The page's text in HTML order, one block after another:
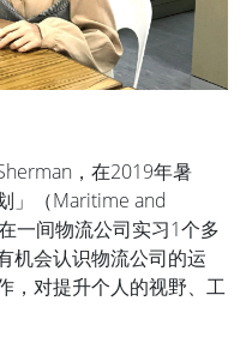
，在2019年暑
」（Maritime and
一间物流公司实习1个多
机会认识物流公司的运
，对提升个人的视野、工